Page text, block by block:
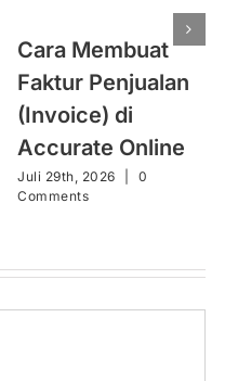
Cara Membuat
Faktur Penjualan
(Invoice) di
Accurate Online
Juli 29th, 2026
0
Comments